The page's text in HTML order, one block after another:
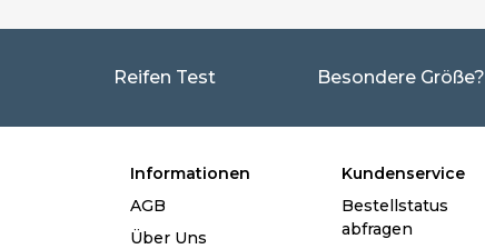
Reifen Test Besondere Größe?
Informationen
AGB
Über Uns
Kundenservice
Bestellstatus
abfragen